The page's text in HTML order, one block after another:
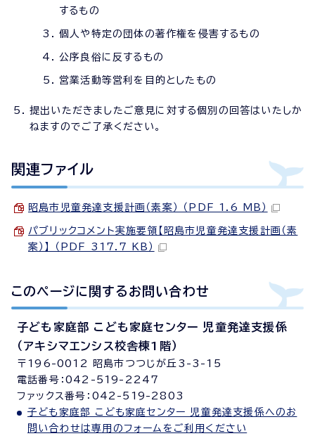
するもの
個人や特定の団体の著作権を侵害するもの
公序良俗に反するもの
営業活動等営利を目的としたもの
提出いただきましたご意見に対する個別の回答はいたしか
ねますのでご了承ください。
関連ファイル
昭島市児童発達支援計画（素案） （PDF 1.6 MB）
パブリックコメント実施要領【昭島市児童発達支援計画（素
案）】 （PDF 317.7 KB）
このページに関する お問い合わせ
子ども家庭部 こども家庭センター 児童発達支援係
（アキシマエンシス校舎棟1階）
〒196-0012 昭島市つつじが丘3-3-15
電話番号：042-519-2247
ファックス番号：042-519-2803
子ども家庭部 こども家庭センター 児童発達支援係へのお
問い合わせは専用のフォームをご利用ください